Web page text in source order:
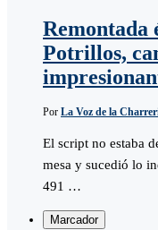
Remontada
Potrillos,
Por La Voz de la
El script no estaba
mesa y sucedió lo
491 …
Marcador